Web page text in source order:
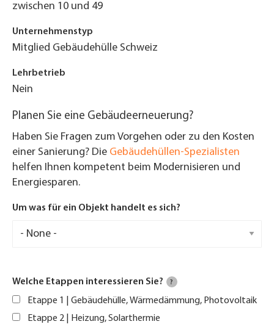
zwischen 10 und 49
Unternehmenstyp
Mitglied Gebäudehülle Schweiz
Lehrbetrieb
Nein
Planen Sie eine Gebäudeerneuerung?
Haben Sie Fragen zum Vorgehen oder zu den Kosten
einer Sanierung? Die Gebäudehüllen-Spezialisten
helfen Ihnen kompetent beim Modernisieren und
Energiesparen.
Um was für ein Objekt handelt es sich?
Welche Etappen interessieren Sie? ?
Etappe 1 | Gebäudehülle, Wärmedämmung, Photovoltaik
Etappe 2 | Heizung, Solarthermie